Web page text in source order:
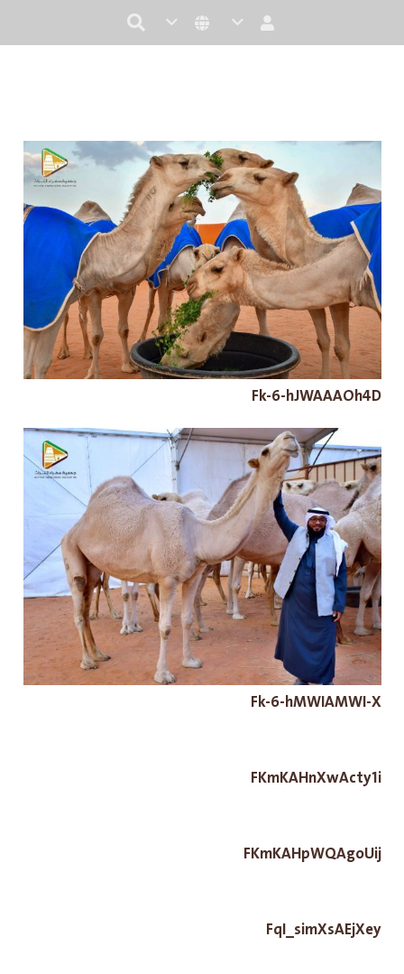
Fk-6-hJWAAAOh4D
Fk-6-hMWIAMWI-X
FKmKAHnXwActy1i
FKmKAHpWQAgoUij
FqI_simXsAEjXey